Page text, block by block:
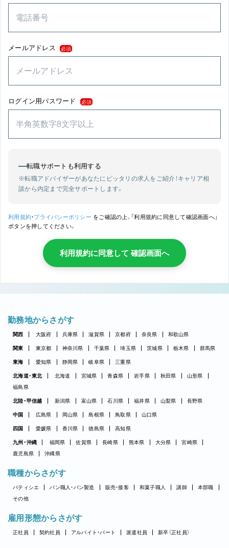
メールアドレス 必須
ログイン用パスワード 必須
転職サポートも利用する
※転職アドバイザーがあなたにピッタリの求人をご紹介！キャリア相
談から内定まで完全サポートします。
利用規約・プライバシーポリシー をご確認の上、「利用規約に同意して確認画面へ」
ボタンを押してください。
利用規約に同意して 確認画面へ
勤務地からさがす
関西 大阪府 兵庫県 滋賀県 京都府 奈良県 和歌山県
関東 東京都 神奈川県 千葉県 埼玉県 茨城県 栃木県 群馬県
東海 愛知県 静岡県 岐阜県 三重県
北海道・東北 北海道 宮城県 青森県 岩手県 秋田県
山形県
福島県
北陸・甲信越 新潟県 富山県 石川県 福井県 山梨県 長野県
中国 広島県 岡山県 島根県 鳥取県 山口県
四国 愛媛県 香川県 徳島県 高知県
九州・沖縄 福岡県 佐賀県 長崎県 熊本県 大分県
宮崎県
鹿児島県
沖縄県
職種からさがす
パティシエ パン職人・パン製造 販売・接客 和菓子職人 講師
本部職
その他
雇用形態からさがす
正社員 契約社員 アルバイト・パート 派遣社員 新卒（正社員）